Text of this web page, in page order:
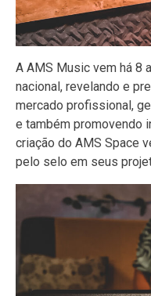
A AMS Music vem há 8
nacional, revelando e
mercado profissional,
e também promovendo
criação do AMS Space
pelo selo em seus